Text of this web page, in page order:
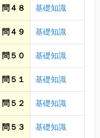
問４８ 基礎知識
問４９ 基礎知識
問５０ 基礎知識
問５１ 基礎知識
問５２ 基礎知識
問５３ 基礎知識